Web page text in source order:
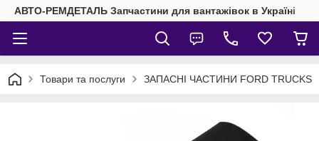
АВТО-РЕМДЕТАЛЬ Запчастини для вантажівок в Україні
Товари та послуги ЗАПАСНІ ЧАСТИНИ FORD TRUCKS